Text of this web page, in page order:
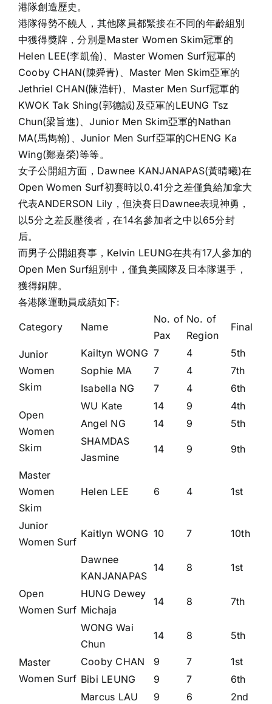
港隊創造歷史。
港隊得勢不饒人，其他隊員都緊接在不同的年齡組別
中獲得獎牌，分別是Master Women Skim冠軍的
Helen LEE(李凱倫)、Master Women Surf冠軍的
Cooby CHAN(陳舜青)、Master Men Skim亞軍的
Jethriel CHAN(陳浩軒)、Master Men Surf冠軍的
KWOK Tak Shing(郭德誠)及亞軍的LEUNG Tsz
Chun(梁旨進)、Junior Men Skim亞軍的Nathan
MA(馬雋翰)、Junior Men Surf亞軍的CHENG Ka
Wing(鄭嘉榮)等等。
女子公開組方面，Dawnee KANJANAPAS(黃晴曦)在
Open Women Surf初賽時以0.41分之差僅負給加拿大
代表ANDERSON Lily，但決賽日Dawnee表現神勇，
以5分之差反壓後者，在14名參加者之中以65分封
后。
而男子公開組賽事，Kelvin LEUNG在共有17人參加的
Open Men Surf組別中，僅負美國隊及日本隊選手，
獲得銅牌。
各港隊運動員成績如下:
Category Name
No. of
Pax
No. of
Region
Final
Junior
Women
Skim
Kailtyn WONG 7 4
5th
Sophie MA
7 4
7th
Isabella NG
7 4 6th
Open
Women
Skim
WU Kate 14 9
4th
Angel NG
14 9
5th
SHAMDAS
Jasmine
14 9 9th
Master
Women
Skim
Helen LEE 6 4 1st
Junior
Women Surf
Kaitlyn WONG 10 7 10th
Open
Women Surf
Dawnee
KANJANAPAS
14 8 1st
HUNG Dewey
Michaja
14 8 7th
WONG Wai
Chun
14 8 5th
Master
Women Surf
Cooby CHAN 9 7
1st
Bibi LEUNG
9 7 6th
Marcus LAU 9 6
2nd